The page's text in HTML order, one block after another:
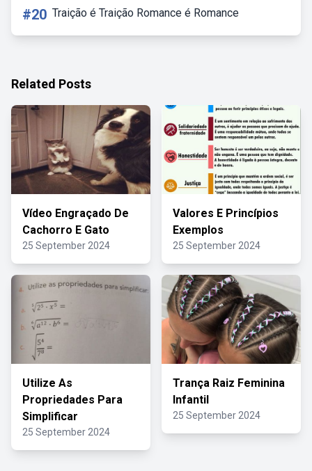
#20 Traição é Traição Romance é Romance
Related Posts
Vídeo Engraçado De
Cachorro E Gato
25 September 2024
Valores E Princípios
Exemplos
25 September 2024
Utilize As
Propriedades Para
Simplificar
25 September 2024
Trança Raiz Feminina
Infantil
25 September 2024